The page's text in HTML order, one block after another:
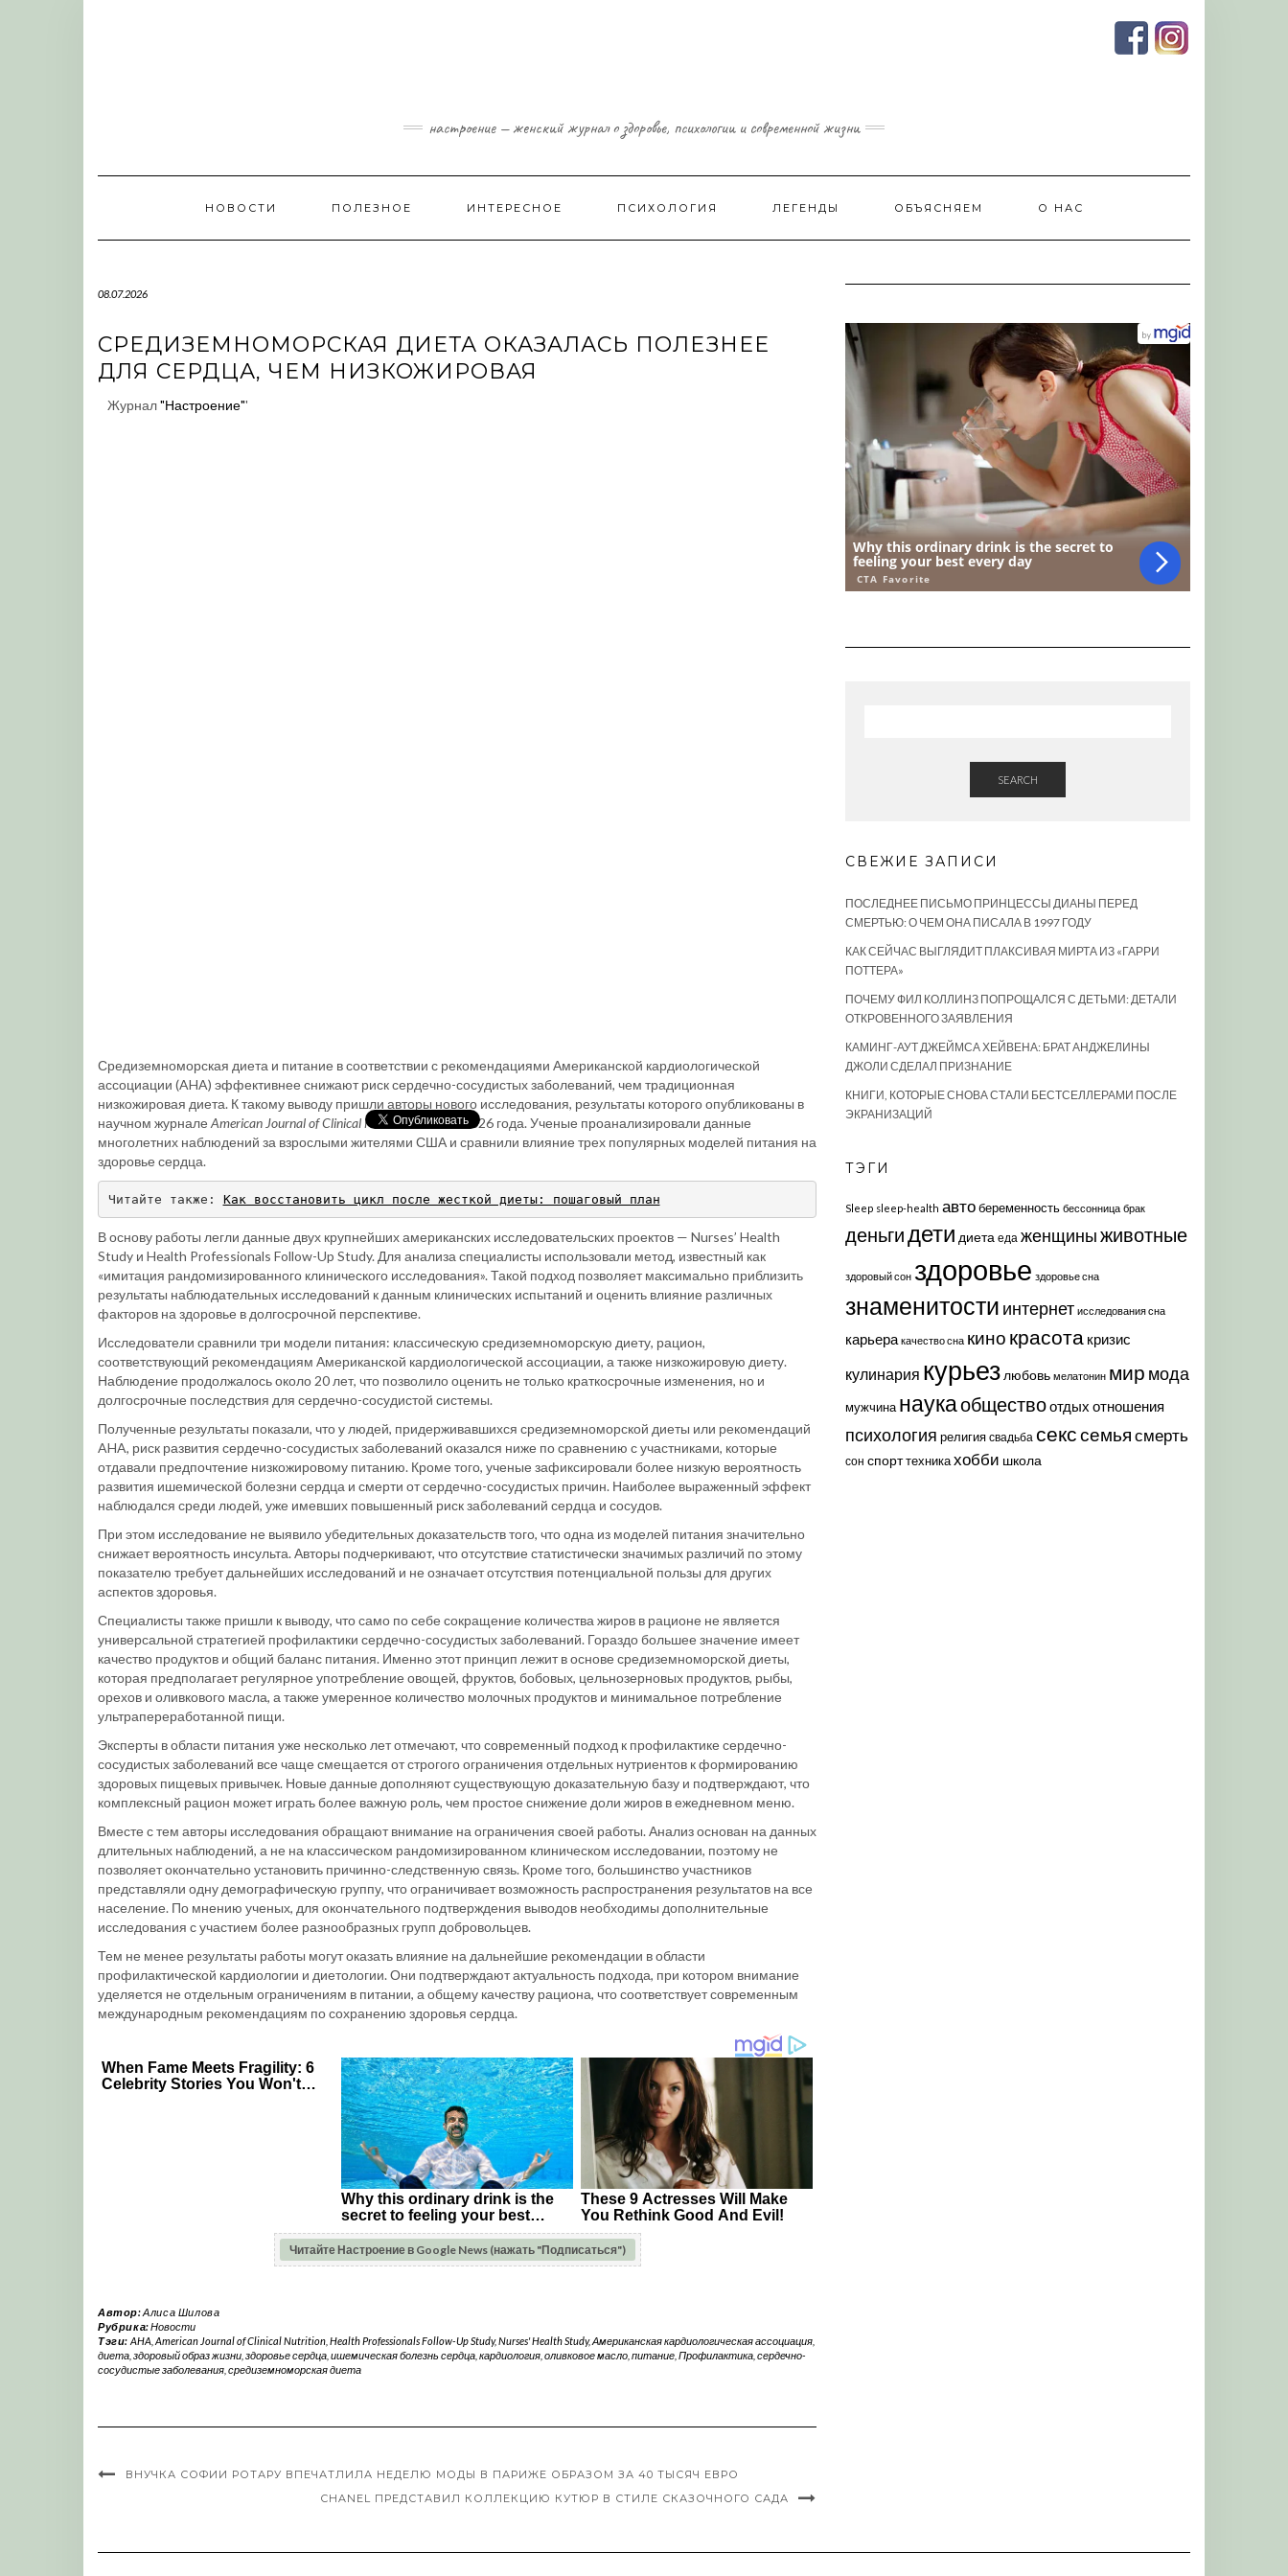
настроение — женский журнал о здоровье, психологии и современной жизни
НОВОСТИ ПОЛЕЗНОЕ ИНТЕРЕСНОЕ ПСИХОЛОГИЯ ЛЕГЕНДЫ ОБЪЯСНЯЕМ О НАС
08.07.2026
СРЕДИЗЕМНОМОРСКАЯ ДИЕТА ОКАЗАЛАСЬ ПОЛЕЗНЕЕ
ДЛЯ СЕРДЦА, ЧЕМ НИЗКОЖИРОВАЯ
Журнал"Настроение"'
Средиземноморская диета и питание в соответствии с рекомендациями Американской кардиологической
ассоциации (AHA) эффективнее снижают риск сердечно-сосудистых заболеваний, чем традиционная
низкожировая диета. К такому выводу пришли авторы нового исследования, результаты которого опубликованы в
научном журнале American Journal of Clinical Nutritionв июле 2026 года. Ученые проанализировали данные
многолетних наблюдений за взрослыми жителями США и сравнили влияние трех популярных моделей питания на
здоровье сердца.
Читайте также: Как восстановить цикл после жесткой диеты: пошаговый план
В основу работы легли данные двух крупнейших американских исследовательских проектов — Nurses’ Health
Study и Health Professionals Follow-Up Study. Для анализа специалисты использовали метод, известный как
«имитация рандомизированного клинического исследования». Такой подход позволяет максимально приблизить
результаты наблюдательных исследований к данным клинических испытаний и оценить влияние различных
факторов на здоровье в долгосрочной перспективе.
Исследователи сравнили три модели питания: классическую средиземноморскую диету, рацион,
соответствующий рекомендациям Американской кардиологической ассоциации, а также низкожировую диету.
Наблюдение продолжалось около 20 лет, что позволило оценить не только краткосрочные изменения, но и
долгосрочные последствия для сердечно-сосудистой системы.
Полученные результаты показали, что у людей, придерживавшихся средиземноморской диеты или рекомендаций
AHA, риск развития сердечно-сосудистых заболеваний оказался ниже по сравнению с участниками, которые
отдавали предпочтение низкожировому питанию. Кроме того, ученые зафиксировали более низкую вероятность
развития ишемической болезни сердца и смерти от сердечно-сосудистых причин. Наиболее выраженный эффект
наблюдался среди людей, уже имевших повышенный риск заболеваний сердца и сосудов.
При этом исследование не выявило убедительных доказательств того, что одна из моделей питания значительно
снижает вероятность инсульта. Авторы подчеркивают, что отсутствие статистически значимых различий по этому
показателю требует дальнейших исследований и не означает отсутствия потенциальной пользы для других
аспектов здоровья.
Специалисты также пришли к выводу, что само по себе сокращение количества жиров в рационе не является
универсальной стратегией профилактики сердечно-сосудистых заболеваний. Гораздо большее значение имеет
качество продуктов и общий баланс питания. Именно этот принцип лежит в основе средиземноморской диеты,
которая предполагает регулярное употребление овощей, фруктов, бобовых, цельнозерновых продуктов, рыбы,
орехов и оливкового масла, а также умеренное количество молочных продуктов и минимальное потребление
ультрапереработанной пищи.
Эксперты в области питания уже несколько лет отмечают, что современный подход к профилактике сердечно-
сосудистых заболеваний все чаще смещается от строгого ограничения отдельных нутриентов к формированию
здоровых пищевых привычек. Новые данные дополняют существующую доказательную базу и подтверждают, что
комплексный рацион может играть более важную роль, чем простое снижение доли жиров в ежедневном меню.
Вместе с тем авторы исследования обращают внимание на ограничения своей работы. Анализ основан на данных
длительных наблюдений, а не на классическом рандомизированном клиническом исследовании, поэтому не
позволяет окончательно установить причинно-следственную связь. Кроме того, большинство участников
представляли одну демографическую группу, что ограничивает возможность распространения результатов на все
население. По мнению ученых, для окончательного подтверждения выводов необходимы дополнительные
исследования с участием более разнообразных групп добровольцев.
Тем не менее результаты работы могут оказать влияние на дальнейшие рекомендации в области
профилактической кардиологии и диетологии. Они подтверждают актуальность подхода, при котором внимание
уделяется не отдельным ограничениям в питании, а общему качеству рациона, что соответствует современным
международным рекомендациям по сохранению здоровья сердца.
Читайте Настроение в Google News (нажать "Подписаться")
Автор:Алиса Шилова
Рубрика:Новости
Тэги: AHA American Journal of Clinical Nutrition, Health Professionals Follow-Up Study,Nurses' Health Study,Американская кардиологическая ассоциация,
диета здоровый образ жизни здоровье сердца ишемическая болезнь сердца кардиология оливковое масло питание Профилактика сердечно-
сосудистые заболевания средиземноморская диета
ВНУЧКА СОФИИ РОТАРУ ВПЕЧАТЛИЛА НЕДЕЛЮ МОДЫ В ПАРИЖЕ ОБРАЗОМ ЗА 40 ТЫСЯЧ ЕВРО
CHANEL ПРЕДСТАВИЛ КОЛЛЕКЦИЮ КУТЮР В СТИЛЕ СКАЗОЧНОГО САДА
SEARCH
СВЕЖИЕ ЗАПИСИ
ПОСЛЕДНЕЕ ПИСЬМО ПРИНЦЕССЫ ДИАНЫ ПЕРЕД
СМЕРТЬЮ: О ЧЕМ ОНА ПИСАЛА В 1997 ГОДУ
КАК СЕЙЧАС ВЫГЛЯДИТ ПЛАКСИВАЯ МИРТА ИЗ «ГАРРИ
ПОТТЕРА»
ПОЧЕМУ ФИЛ КОЛЛИНЗ ПОПРОЩАЛСЯ С ДЕТЬМИ: ДЕТАЛИ
ОТКРОВЕННОГО ЗАЯВЛЕНИЯ
КАМИНГ-АУТ ДЖЕЙМСА ХЕЙВЕНА: БРАТ АНДЖЕЛИНЫ
ДЖОЛИ СДЕЛАЛ ПРИЗНАНИЕ
КНИГИ, КОТОРЫЕ СНОВА СТАЛИ БЕСТСЕЛЛЕРАМИ ПОСЛЕ
ЭКРАНИЗАЦИЙ
ТЭГИ
Sleep sleep-health автобеременность бессонница брак
деньгидети диета еда женщиныживотные
здоровый сон здоровье здоровье сна
знаменитости интернет исследования сна
карьера качество сна кино красота кризис
кулинария курьез любовь мелатонин мир мода
мужчина наукаобществоотдых отношения
психология религия свадьба секссемья смерть
сон спорттехникахобби школа